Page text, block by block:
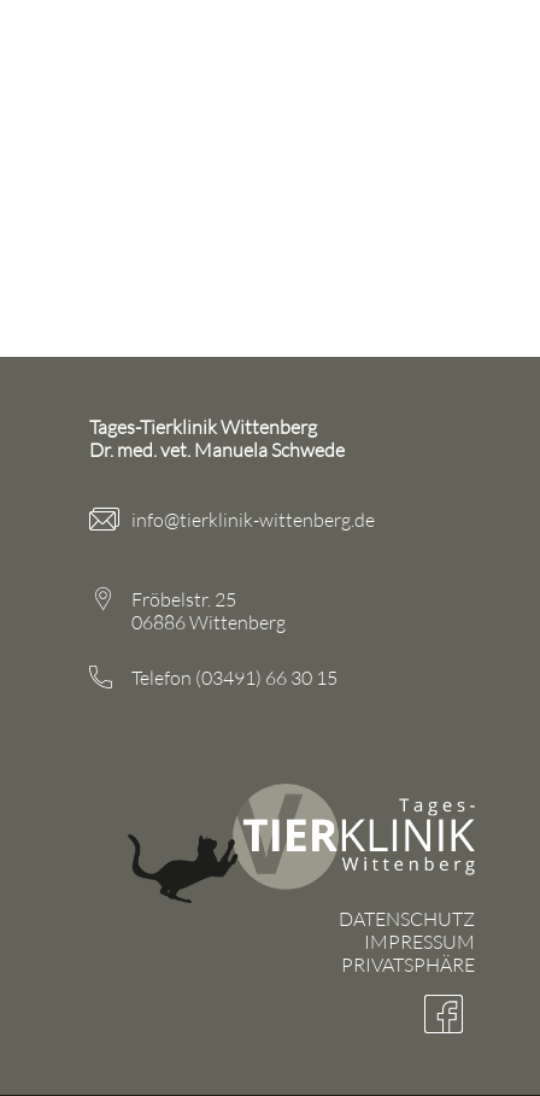
Tages-Tierklinik Wittenberg
Dr. med. vet. Manuela Schwede
info@tierklinik-wittenberg.de
Fröbelstr. 25
06886 Wittenberg
Telefon (03491) 66 30 15
DATENSCHUTZ
IMPRESSUM
PRIVATSPHÄRE